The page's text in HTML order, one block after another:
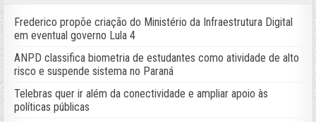
Frederico propõe criação do Ministério da Infraestrutura Digital
em eventual governo Lula 4
ANPD classifica biometria de estudantes como atividade de alto
risco e suspende sistema no Paraná
Telebras quer ir além da conectividade e ampliar apoio às
políticas públicas